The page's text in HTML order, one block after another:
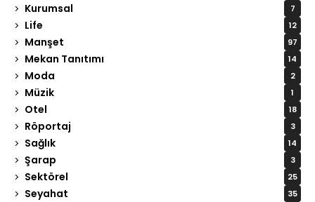
Kurumsal 7
Life 12
Manşet 97
Mekan Tanıtımı 14
Moda 2
Müzik 1
Otel 18
Röportaj 3
Sağlık 14
Şarap 3
Sektörel 25
Seyahat 35